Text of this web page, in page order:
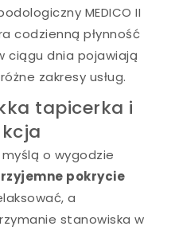
MEDICO II
codzienną płynność
ciągu dnia pojawiają
zakresy usług.
tapicerka i
o wygodzie
pokrycie
a
stanowiska w